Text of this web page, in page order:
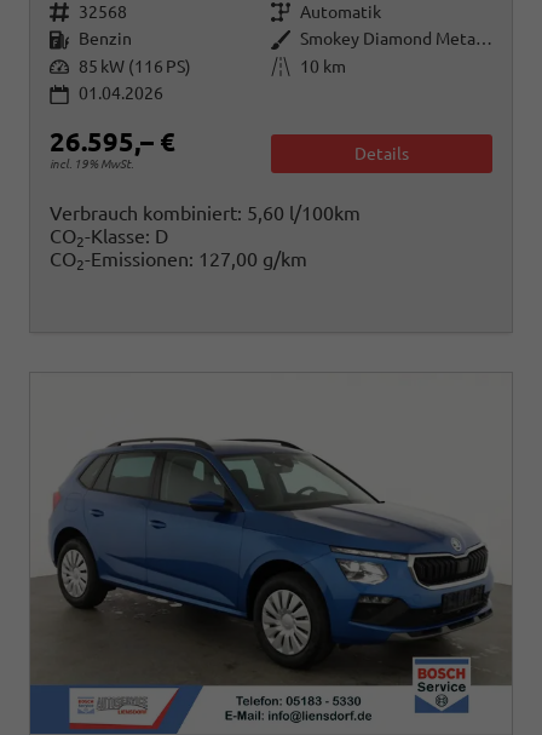
Fahrzeugnr. 32568 Getriebe Automatik
Kraftstoff Benzin Außenfarbe
Smokey Diamond Metallic
Leistung 85 kW (116 PS) Kilometerstand
10 km
01.04.2026
26.595,– €
incl. 19% MwSt.
Details
Verbrauch kombiniert: 5,60 l/100km
CO2-Klasse: D
CO2-Emissionen: 127,00 g/km